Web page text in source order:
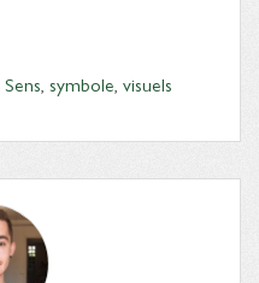
Sens, symbole, visuels